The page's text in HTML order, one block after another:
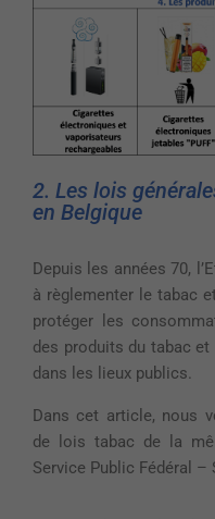
2. Les lois
en Belgique
Depuis les années 70,
à règlementer le tabac
protéger les
des produits du tabac et
dans les lieux publics.
Dans cet article, nous
de lois tabac de la
Service Public Fédéral –